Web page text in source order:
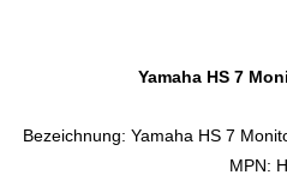
Yamaha HS 7
Bezeichnung: Yamaha HS 7
MPN: